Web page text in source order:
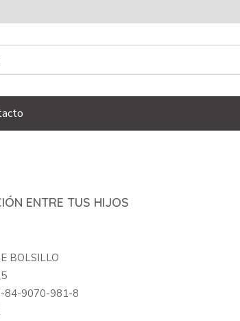
ENTRE TUS HIJOS
BOLSILLO
84-9070-981-8